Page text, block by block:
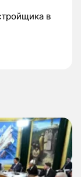
в